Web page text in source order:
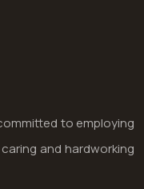
to employing
and hardworking